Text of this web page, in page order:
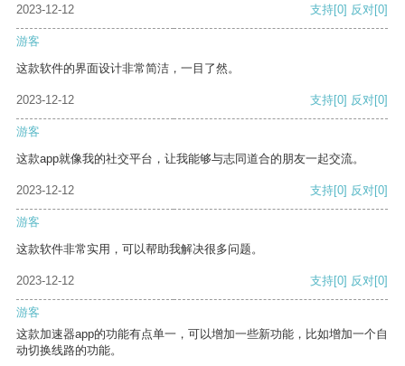
2023-12-12 支持[0] 反对[0]
游客
这款软件的界面设计非常简洁，一目了然。
2023-12-12 支持[0] 反对[0]
游客
这款app就像我的社交平台，让我能够与志同道合的朋友一起交流。
2023-12-12 支持[0] 反对[0]
游客
这款软件非常实用，可以帮助我解决很多问题。
2023-12-12 支持[0] 反对[0]
游客
这款加速器app的功能有点单一，可以增加一些新功能，比如增加一个自
动切换线路的功能。